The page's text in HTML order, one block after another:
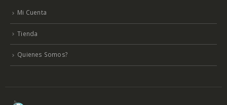
Mi Cuenta
Tienda
Quienes Somos?